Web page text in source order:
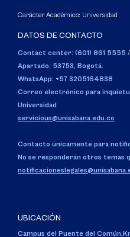
Carácter Académico: Universidad
DATOS DE CONTACTO
Contact center: (601) 861 5555 /
Apartado: 53753, Bogotá.
WhatsApp: +57 3205164838
Correo electrónico para
Universidad
servicious@unisabana.edu.co
Contacto únicamente para
No se responderán otros temas
UBICACIÓN
Campus del Puente del Común,